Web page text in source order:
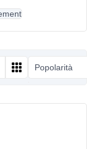
Popolarità